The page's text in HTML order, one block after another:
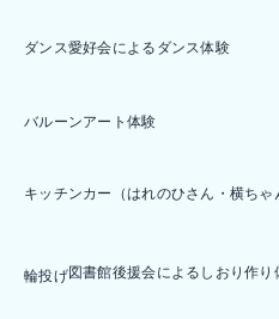
ダンス愛好会によるダンス体験
バルーンアート体験
キッチンカー（はれのひさん・横ちゃ
輪投げ図書館後援会によるしおり作り